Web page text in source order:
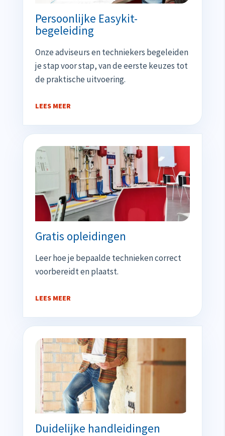
Persoonlijke Easykit-
begeleiding
Onze adviseurs en techniekers begeleiden
je stap voor stap, van de eerste keuzes tot
de praktische uitvoering.
LEES MEER
Gratis opleidingen
Leer hoe je bepaalde technieken correct
voorbereidt en plaatst.
LEES MEER
Duidelijke handleidingen